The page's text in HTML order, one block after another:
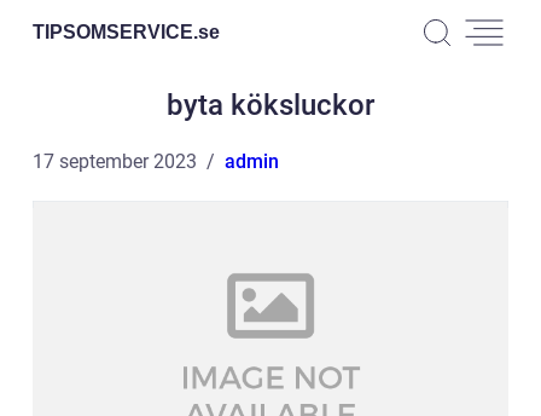
TIPSOMSERVICE.se
byta köksluckor
17 september 2023 admin